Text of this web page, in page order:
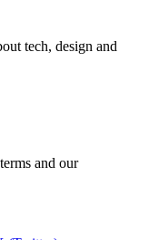
tech, design and
and our